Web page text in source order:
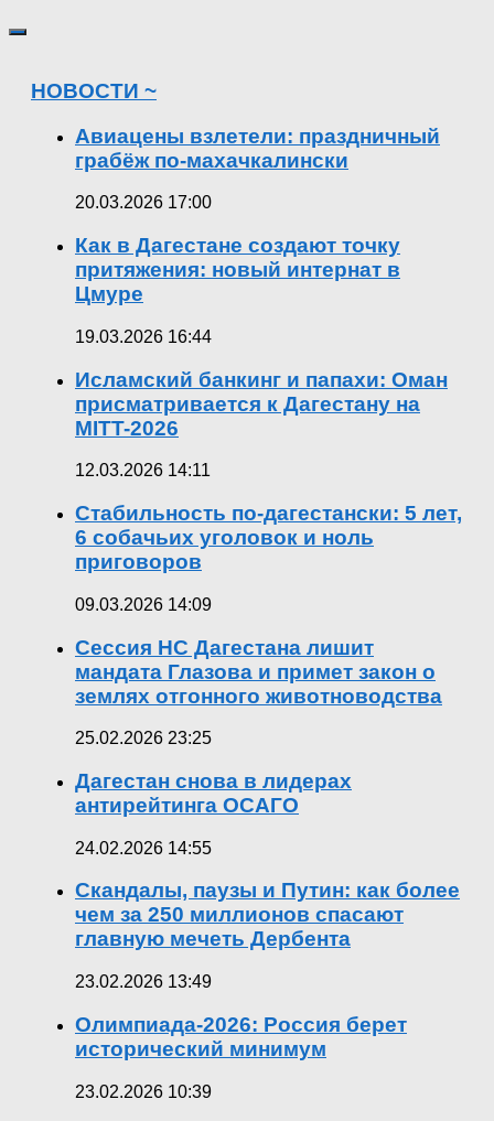
НОВОСТИ ~
Авиацены взлетели: праздничный
грабёж по-махачкалински
20.03.2026 17:00
Как в Дагестане создают точку
притяжения: новый интернат в
Цмуре
19.03.2026 16:44
Исламский банкинг и папахи: Оман
присматривается к Дагестану на
MITT-2026
12.03.2026 14:11
Стабильность по-дагестански: 5 лет,
6 собачьих уголовок и ноль
приговоров
09.03.2026 14:09
Сессия НС Дагестана лишит
мандата Глазова и примет закон о
землях отгонного животноводства
25.02.2026 23:25
Дагестан снова в лидерах
антирейтинга ОСАГО
24.02.2026 14:55
Скандалы, паузы и Путин: как более
чем за 250 миллионов спасают
главную мечеть Дербента
23.02.2026 13:49
Олимпиада-2026: Россия берет
исторический минимум
23.02.2026 10:39